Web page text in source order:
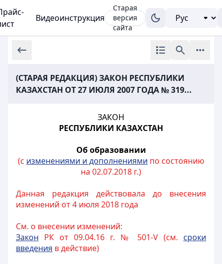
Видеоинструкция
Старая
версия
сайта
(СТАРАЯ РЕДАКЦИЯ) ЗАКОН РЕСПУБЛИКИ
КАЗАХСТАН ОТ 27 ИЮЛЯ 2007 ГОДА № 319...
ЗАКОН
РЕСПУБЛИКИ КАЗАХСТАН
Об образовании
(с изменениями и дополнениями по состоянию
на 02.07.2018 г.)
Данная редакция действовала до внесения
изменений от 4 июля 2018 года
См. о внесении изменений:
Закон РК от 09.04.16 г. № 501-V (см. сроки
введения в действие)